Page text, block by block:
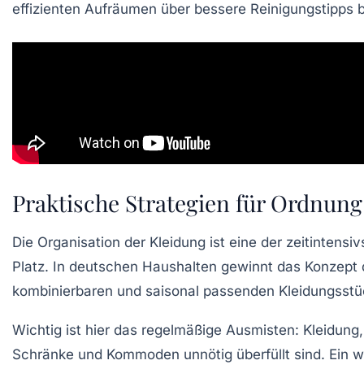
effizienten Aufräumen über bessere Reinigungstipps
Praktische Strategien für
Die Organisation der Kleidung ist eine der
Platz. In deutschen Haushalten gewinnt das
kombinierbaren und saisonal passenden
Wichtig ist hier das regelmäßige Ausmisten:
Schränke und Kommoden unnötig überfüllt sind. Ein